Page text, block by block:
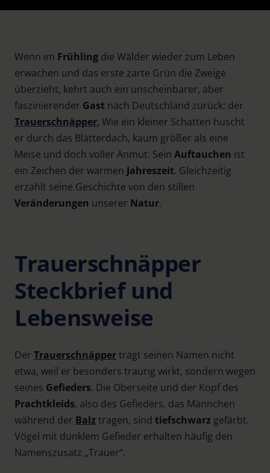
Wenn im Frühling die Wälder wieder zum Leben
erwachen und das erste zarte Grün die Zweige
überzieht, kehrt auch ein unscheinbarer, aber
faszinierender Gast nach Deutschland zurück: der
Trauerschnäpper. Wie ein kleiner Schatten huscht
er durch das Blätterdach, kaum größer als eine
Meise und doch voller Anmut. Sein Auftauchen ist
ein Zeichen der warmen Jahreszeit. Gleichzeitig
erzählt seine Geschichte von den stillen
Veränderungen unserer Natur.
Trauerschnäpper
Steckbrief und
Lebensweise
Der Trauerschnäpperträgt seinen Namen nicht
etwa, weil er besonders traurig wirkt, sondern wegen
seines Gefieders. Die Oberseite und der Kopf des
Prachtkleids, also des Gefieders, das Männchen
während der Balz tragen, sind tiefschwarz gefärbt.
Vögel mit dunklem Gefieder erhalten häufig den
Namenszusatz „Trauer“.